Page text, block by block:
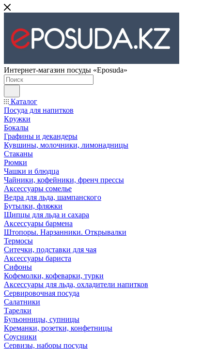
Интернет-магазин посуды «Eposuda»
Каталог
Посуда для напитков
Кружки
Бокалы
Графины и декандеры
Кувшины, молочники, лимонадницы
Стаканы
Рюмки
Чашки и блюдца
Чайники, кофейники, френч прессы
Аксессуары сомелье
Ведра для льда, шампанского
Бутылки, фляжки
Щипцы для льда и сахара
Аксессуары бармена
Штопоры. Нарзанники. Открывалки
Термосы
Ситечки, подставки для чая
Аксессуары бариста
Сифоны
Кофемолки, кофеварки, турки
Аксессуары для льда, охладители напитков
Сервировочная посуда
Салатники
Тарелки
Бульонницы, супницы
Креманки, розетки, конфетницы
Соусники
Сервизы, наборы посуды